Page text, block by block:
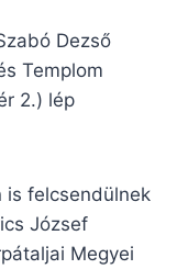
Dezső
Templom
2.) lép
is felcsendülnek
József
Megyei